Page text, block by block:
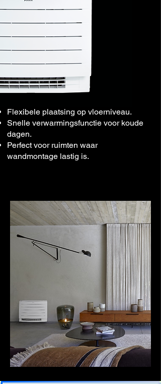
Flexibele plaatsing op vloerniveau.
Snelle verwarmingsfunctie voor koude
dagen.
Perfect voor ruimten waar
wandmontage lastig is.